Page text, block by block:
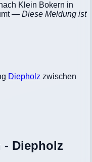
Klein Bokern in
— Diese Meldung ist
Diepholz zwischen
- Diepholz